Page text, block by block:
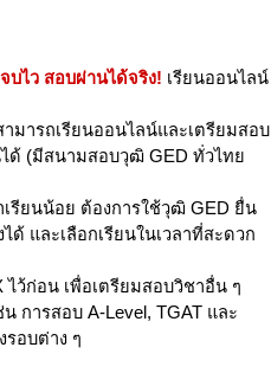
จบไว สอบผ่านได้จริง! เรียนออนไลน์
มารถเรียนออนไลน์และเตรียมสอบ
ด้ (มีสนามสอบวุฒิ GED ทั่วไทย
รียนน้อย ต้องการใช้วุฒิ GED ยื่น
ด้ และเลือกเรียนในเวลาที่สะดวก
ว้ก่อน เพื่อเตรียมสอบวิชาอื่น ๆ
การสอบ A-Level, TGAT และ
รอบต่าง ๆ